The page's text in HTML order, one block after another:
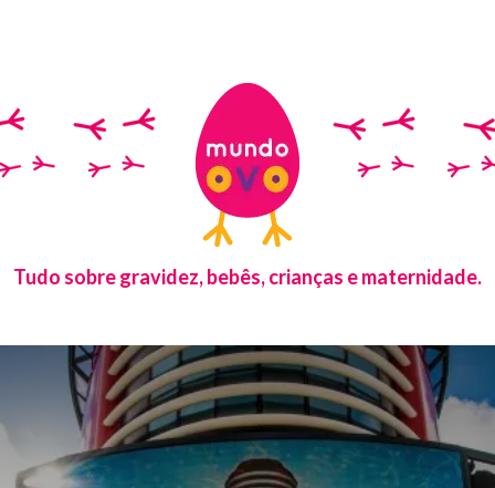
Tudo sobre gravidez, bebês, crianças e maternidade.